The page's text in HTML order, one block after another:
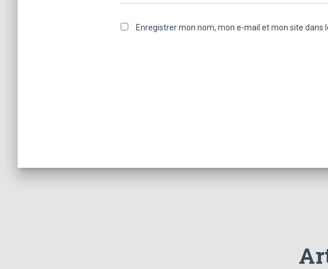
Enregistrer mon nom, mon e-mail et mon site